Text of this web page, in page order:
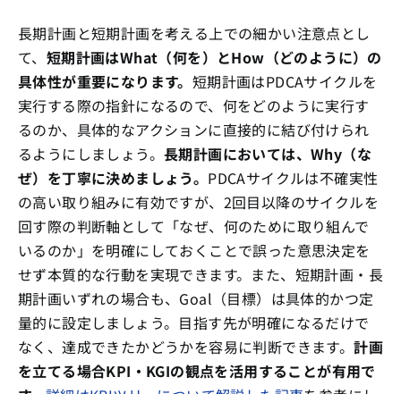
長期計画と短期計画を考える上での細かい注意点とし
て、 短期計画はWhat（何を）とHow（どのように）の
具体性が重要になります。 短期計画はPDCAサイクルを
実行する際の指針になるので、何をどのように実行す
るのか、具体的なアクションに直接的に結び付けられ
るようにしましょう。 長期計画においては、Why（な
ぜ）を丁寧に決めましょう。 PDCAサイクルは不確実性
の高い取り組みに有効ですが、2回目以降のサイクルを
回す際の判断軸として「なぜ、何のために取り組んで
いるのか」を明確にしておくことで誤った意思決定を
せず本質的な行動を実現できます。また、短期計画・長
期計画いずれの場合も、Goal（目標）は具体的かつ定
量的に設定しましょう。目指す先が明確になるだけで
なく、達成できたかどうかを容易に判断できます。計画
を立てる場合KPI・KGIの観点を活用することが有用で